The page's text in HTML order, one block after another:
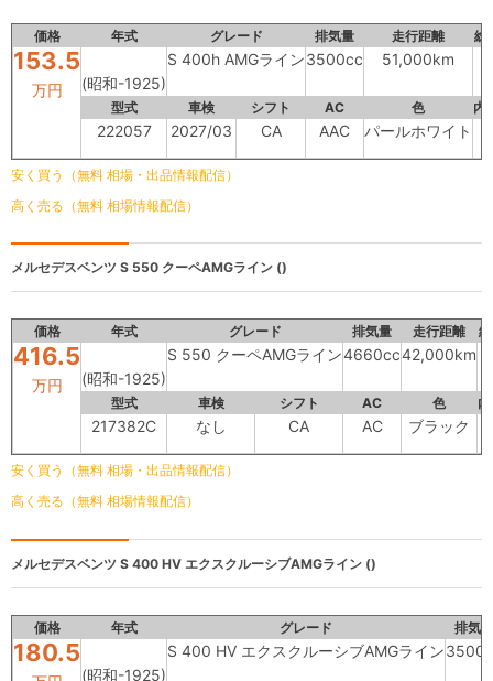
価格 年式 グレード 排気量 走行距離 総
153.5
万円 (昭和-1925)
S 400h AMGライン3500cc 51,000km
型式 車検 シフト AC 色 内
222057 2027/03 CA AAC パールホワイト
安く買う（無料 相場・出品情報配信）
高く売る（無料 相場情報配信）
メルセデスベンツ S 550 クーペAMGライン ()
価格 年式 グレード 排気量 走行距離
416.5
万円 (昭和-1925)
S 550 クーペAMGライン4660cc42,000km
型式 車検 シフト AC 色
217382C なし CA AC ブラック
安く買う（無料 相場・出品情報配信）
高く売る（無料 相場情報配信）
メルセデスベンツ S 400 HV エクスクルーシブAMGライン ()
価格 年式 グレード 排気量
180.5
(昭和-1925)
S 400 HV エクスクルーシブAMGライン